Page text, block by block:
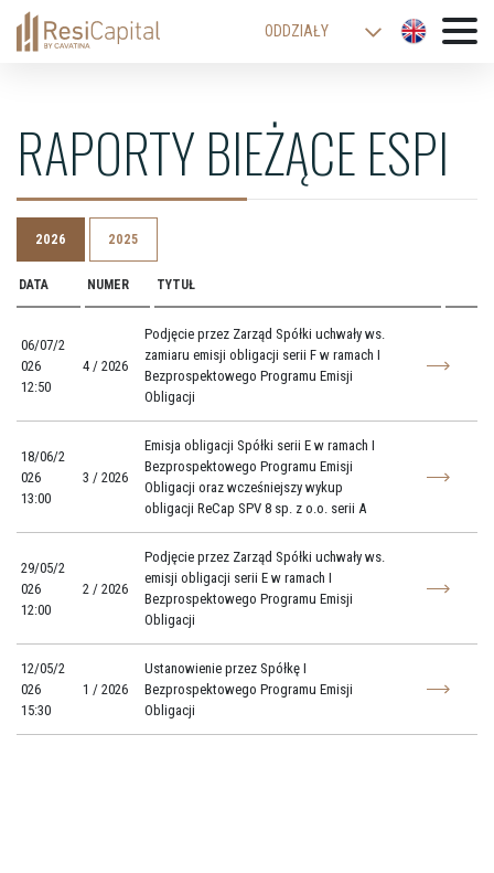
ODDZIAŁY
KRAKÓW
RAPORTY BIEŻĄCE ESPI
2026 2025
DATA NUMER TYTUŁ
06/07/2
026
12:50
4 / 2026
Podjęcie przez Zarząd Spółki uchwały ws.
zamiaru emisji obligacji serii F w ramach I
Bezprospektowego Programu Emisji
Obligacji
18/06/2
026
13:00
3 / 2026
Emisja obligacji Spółki serii E w ramach I
Bezprospektowego Programu Emisji
Obligacji oraz wcześniejszy wykup
obligacji ReCap SPV 8 sp. z o.o. serii A
29/05/2
026
12:00
2 / 2026
Podjęcie przez Zarząd Spółki uchwały ws.
emisji obligacji serii E w ramach I
Bezprospektowego Programu Emisji
Obligacji
12/05/2
026
15:30
1 / 2026
Ustanowienie przez Spółkę I
Bezprospektowego Programu Emisji
Obligacji